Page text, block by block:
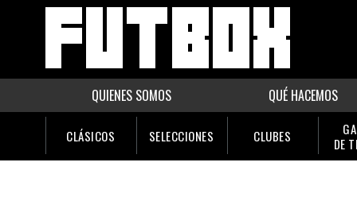
QUIENES SOMOS QUÉ HACEMOS
CLÁSICOS SELECCIONES CLUBES
DE